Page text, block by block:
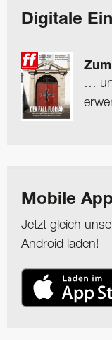
Digitale
…
Mobile
Jetzt gleich
Android laden!